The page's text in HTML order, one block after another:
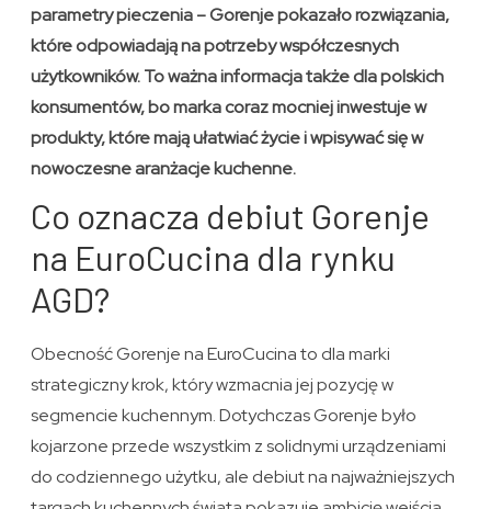
parametry pieczenia – Gorenje pokazało rozwiązania,
które odpowiadają na potrzeby współczesnych
użytkowników. To ważna informacja także dla polskich
konsumentów, bo marka coraz mocniej inwestuje w
produkty, które mają ułatwiać życie i wpisywać się w
nowoczesne aranżacje kuchenne.
Co oznacza debiut Gorenje
na EuroCucina dla rynku
AGD?
Obecność Gorenje na EuroCucina to dla marki
strategiczny krok, który wzmacnia jej pozycję w
segmencie kuchennym. Dotychczas Gorenje było
kojarzone przede wszystkim z solidnymi urządzeniami
do codziennego użytku, ale debiut na najważniejszych